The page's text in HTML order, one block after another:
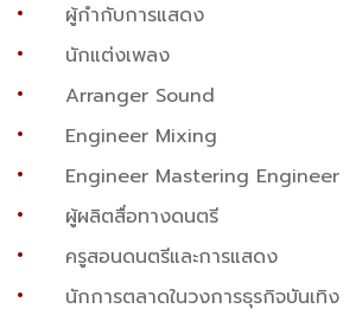
ผู้กำกับการแสดง
นักแต่งเพลง
Arranger Sound
Engineer Mixing
Engineer Mastering Engineer
ผู้ผลิตสื่อทางดนตรี
ครูสอนดนตรีและการแสดง
นักการตลาดในวงการธุรกิจบันเทิง